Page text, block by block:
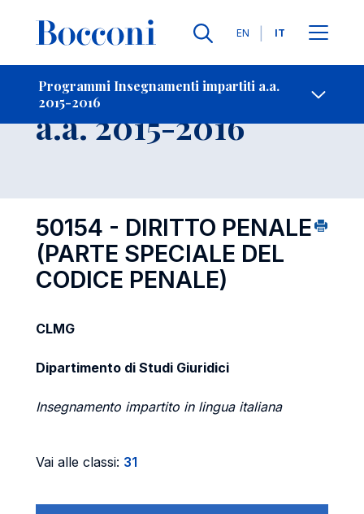
Lingue
EN IT
Programmi Insegnamenti impartiti a.a.
2015-2016
-
Insegnamento
a.a. 2015-2016
50154 - DIRITTO PENALE
(PARTE SPECIALE DEL
CODICE PENALE)
CLMG
Dipartimento di Studi Giuridici
Insegnamento impartito in lingua italiana
Vai alle classi: 31